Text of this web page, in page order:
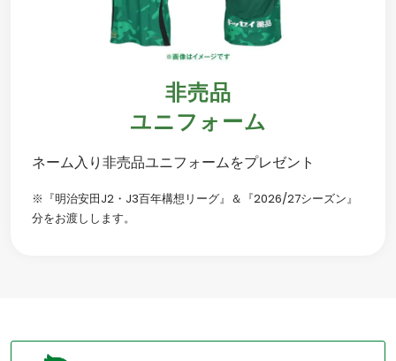
非売品
ユニフォーム
ネーム入り非売品ユニフォームをプレゼント
※『明治安田J2・J3百年構想リーグ』＆『2026/27シーズン』
分をお渡しします。